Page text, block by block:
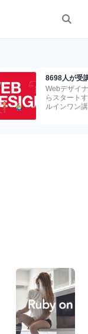
8698人が受
Webデザイ
らスタート
ルインワン